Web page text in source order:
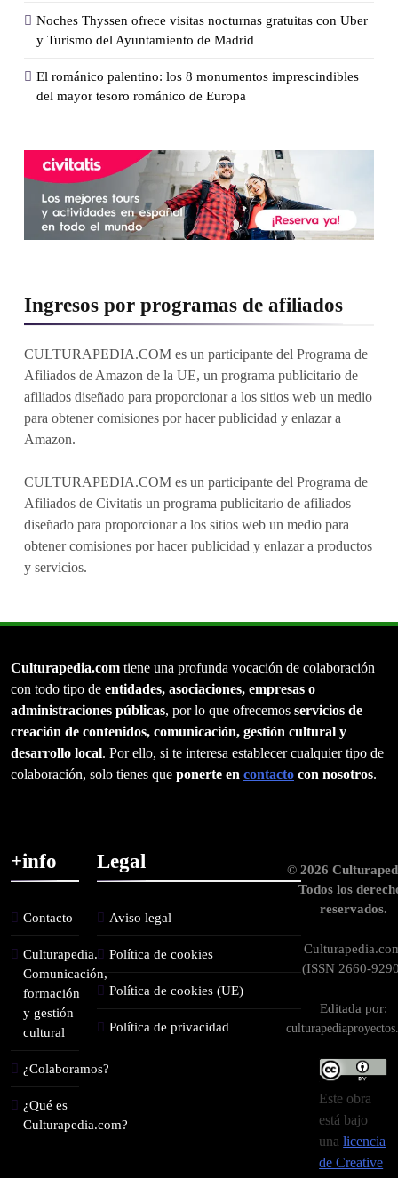
Noches Thyssen ofrece visitas nocturnas gratuitas con Uber
y Turismo del Ayuntamiento de Madrid
El románico palentino: los 8 monumentos imprescindibles
del mayor tesoro románico de Europa
Ingresos por programas de afiliados
CULTURAPEDIA.COM es un participante del Programa de
Afiliados de Amazon de la UE, un programa publicitario de
afiliados diseñado para proporcionar a los sitios web un medio
para obtener comisiones por hacer publicidad y enlazar a
Amazon.
CULTURAPEDIA.COM es un participante del Programa de
Afiliados de Civitatis un programa publicitario de afiliados
diseñado para proporcionar a los sitios web un medio para
obtener comisiones por hacer publicidad y enlazar a productos
y servicios.
Culturapedia.com tiene una profunda vocación de colaboración
con todo tipo de entidades, asociaciones, empresas o
administraciones públicas, por lo que ofrecemos servicios de
creación de contenidos, comunicación, gestión cultural y
desarrollo local. Por ello, si te interesa establecer cualquier tipo de
colaboración, solo tienes que ponerte en contacto con nosotros.
+info
Contacto
Culturapedia.
Comunicación,
formación
y gestión
cultural
¿Colaboramos?
¿Qué es
Culturapedia.com?
Legal
Aviso legal
Política de cookies
Política de cookies (UE)
Política de privacidad
© 2026
Todos los
reservados.
(ISSN 2660-
Editada por:
Este obra
está bajo
unalicencia
de Creative